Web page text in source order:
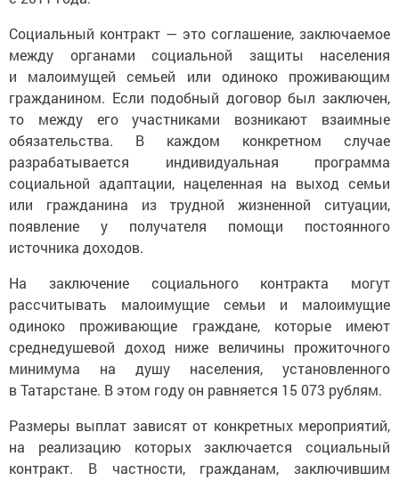
между органами социальной защиты населения
и малоимущей семьей или одиноко проживающим
гражданином. Если подобный договор был заключен,
то между его участниками возникают взаимные
обязательства. В каждом конкретном случае
разрабатывается индивидуальная программа
социальной адаптации, нацеленная на выход семьи
или гражданина из трудной жизненной ситуации,
появление у получателя помощи постоянного
источника доходов.
рассчитывать малоимущие семьи и малоимущие
одиноко проживающие граждане, которые имеют
среднедушевой доход ниже величины прожиточного
минимума на душу населения, установленного
в Татарстане. В этом году он равняется 15 073 рублям.
на реализацию которых заключается социальный
контракт. В частности, гражданам, заключившим
социальный контракт по поиску работы, в течение